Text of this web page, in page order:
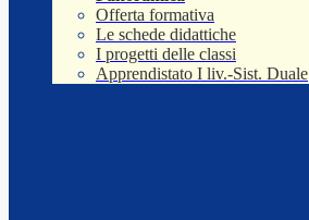
Offerta formativa
Le schede didattiche
I progetti delle classi
Apprendistato I liv.-Sist. Duale